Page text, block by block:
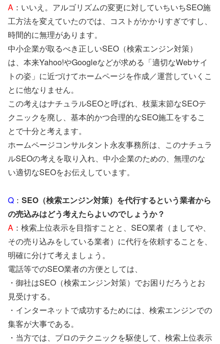
A ：いいえ。アルゴリズムの変更に対していちいちSEO施
工方法を変えていたのでは、コストがかかりすぎですし、
時間的に無理があります。
中小企業が取るべき正しいSEO（検索エンジン対策）
は、本来Yahoo!やGoogleなどが求める「適切なWebサイ
トの姿」に近づけてホームページを作成／運営していくこ
とに他なりません。
この考えはナチュラルSEOと呼ばれ、枝葉末節なSEOテ
クニックを廃し、基本的かつ合理的なSEO施工をするこ
とで十分と考えます。
ホームページコンサルタント永友事務所は、このナチュラ
ルSEOの考えを取り入れ、中小企業のための、無理のな
い適切なSEOをお伝えしています。
Q ： SEO（検索エンジン対策）を代行するという業者から
の売込みはどう考えたらよいのでしょうか？
A ：検索上位表示を目指すことと、SEO業者（ましてや、
その売り込みをしている業者）に代行を依頼することを、
明確に分けて考えましょう。
電話等でのSEO業者の方便としては、
・御社はSEO（検索エンジン対策）でお困りだろうとお
見受けする。
・インターネットで成功するためには、検索エンジンでの
集客が大事である。
・当方では、プロのテクニックを駆使して、検索上位表示